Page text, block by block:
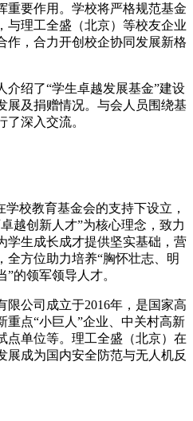
重要作用。学校将严格规范基金
与理工全盛（北京）等校友企业
作，合力开创校企协同发展新格
介绍了“学生卓越发展基金”建设
展及捐赠情况。与会人员围绕基
深入交流。
学校教育基金会的支持下设立，
越创新人才”为核心理念，致力
学生成长成才提供坚实基础，营
全方位助力培养“胸怀壮志、明
的领军领导人才。
限公司成立于2016年，是国家高
重点“小巨人”企业、中关村高新
点单位等。理工全盛（北京）在
展成为国内安全防范与无人机反